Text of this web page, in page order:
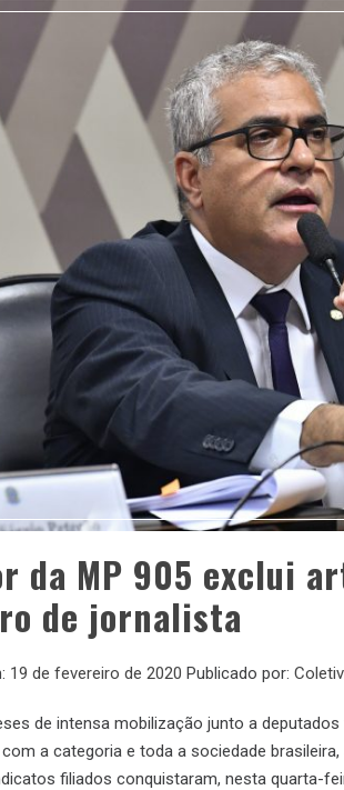
da MP 905 exclui
de jornalista
19 de fevereiro de 2020 Publicado por:
de intensa mobilização junto a
a categoria e toda a sociedade
filiados conquistaram, nesta quarta-